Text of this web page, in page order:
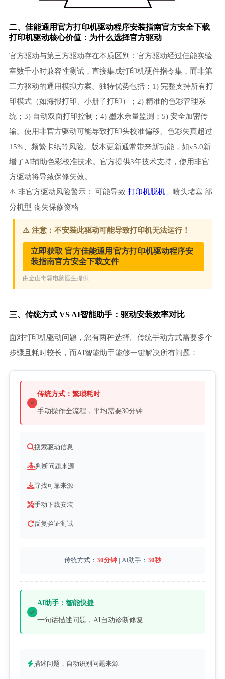
二、佳能通用官方打印机驱动程序安装指南官方安全下载
打印机驱动核心价值：为什么选择官方驱动
官方驱动与第三方驱动存在本质区别：官方驱动经过佳能实验
室数千小时兼容性测试，直接集成打印机硬件指令集，而非第
三方驱动的通用模拟方案。独特优势包括：1) 完整支持所有打
印模式（如海报打印、小册子打印）；2) 精准的色彩管理系
统；3) 自动双面打印控制；4) 墨水余量监测；5) 安全加密传
输。使用非官方驱动可能导致打印头校准偏移、色彩失真超过
15%、频繁卡纸等风险。版本更新通常带来新功能，如v5.0新
增了AI辅助色彩校准技术。官方提供3年技术支持，使用非官
方驱动将导致保修失效。
⚠️ 非官方驱动风险警示： 可能导致 打印机脱机、喷头堵塞 部
分机型 丧失保修资格
三、传统方式 VS AI智能助手：驱动安装效率对比
面对打印机驱动问题，您有两种选择。传统手动方式需要多个
步骤且耗时较长，而AI智能助手能够一键解决所有问题：
传统方式：繁琐耗时
手动操作全流程，平均需要30分钟
搜索驱动信息
判断问题来源
寻找可靠来源
手动下载安装
反复验证测试
传统方式： 30分钟| AI助手： 30秒
AI助手：智能快捷
一句话描述问题，AI自动诊断修复
描述问题，自动识别问题来源